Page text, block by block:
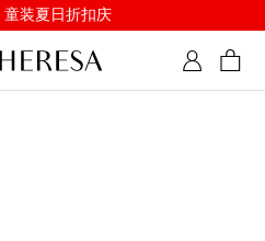
童装夏日折扣庆